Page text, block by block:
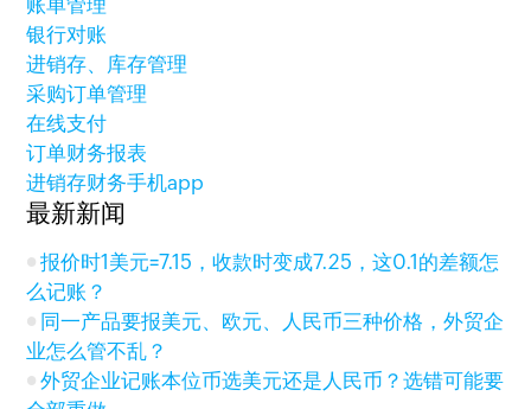
账单管理
银行对账
进销存、库存管理
采购订单管理
在线支付
订单财务报表
进销存财务手机app
最新新闻
报价时1美元=7.15，收款时变成7.25，这0.1的差额怎
么记账？
同一产品要报美元、欧元、人民币三种价格，外贸企
业怎么管不乱？
外贸企业记账本位币选美元还是人民币？选错可能要